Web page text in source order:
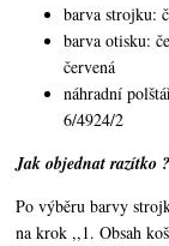
barva strojku:
barva otisku:
červená
náhradní
6/4924/2
Jak objednat razítko ?
Po výběru barvy
na krok ,,1. Obsah